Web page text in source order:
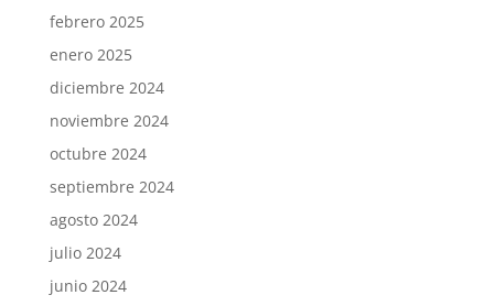
febrero 2025
enero 2025
diciembre 2024
noviembre 2024
octubre 2024
septiembre 2024
agosto 2024
julio 2024
junio 2024